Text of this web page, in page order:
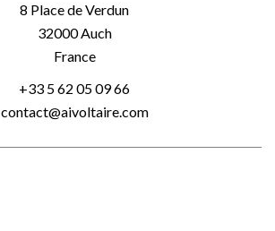
8 Place de Verdun
32000Auch
France
+33 5 62 05 09 66
contact@aivoltaire.com